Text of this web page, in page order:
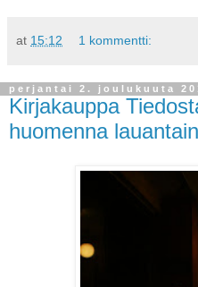
at 15:12 1 kommentti:
perjantai 2. joulukuuta
Kirjakauppa
huomenna